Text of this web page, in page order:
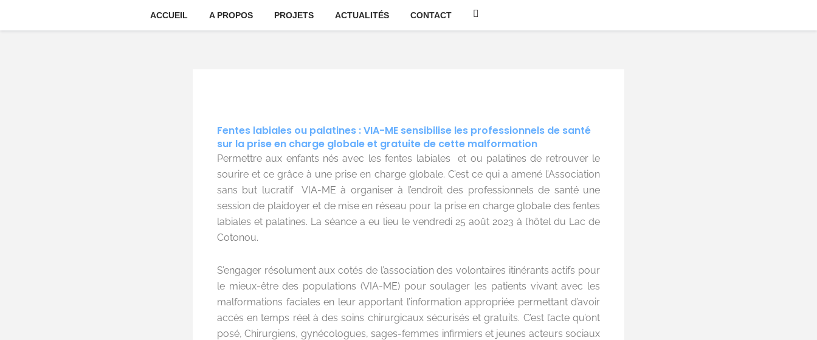
ACCUEIL A PROPOS PROJETS ACTUALITÉS CONTACT
Fentes labiales ou palatines : VIA-ME sensibilise les professionnels de santé
sur la prise en charge globale et gratuite de cette malformation
Permettre aux enfants nés avec les fentes labiales et ou palatines de retrouver le
sourire et ce grâce à une prise en charge globale. C’est ce qui a amené l’Association
sans but lucratif VIA-ME à organiser à l’endroit des professionnels de santé une
session de plaidoyer et de mise en réseau pour la prise en charge globale des fentes
labiales et palatines. La séance a eu lieu le vendredi 25 août 2023 à l’hôtel du Lac de
Cotonou.
S’engager résolument aux cotés de l’association des volontaires itinérants actifs pour
le mieux-être des populations (VIA-ME) pour soulager les patients vivant avec les
malformations faciales en leur apportant l’information appropriée permettant d’avoir
accès en temps réel à des soins chirurgicaux sécurisés et gratuits. C’est l’acte qu’ont
posé, Chirurgiens, gynécologues, sages-femmes infirmiers et jeunes acteurs sociaux